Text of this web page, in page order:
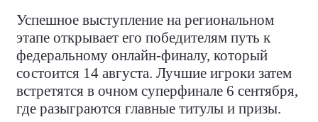
Успешное выступление на региональном
этапе открывает его победителям путь к
федеральному онлайн-финалу, который
состоится 14 августа. Лучшие игроки затем
встретятся в очном суперфинале 6 сентября,
где разыграются главные титулы и призы.